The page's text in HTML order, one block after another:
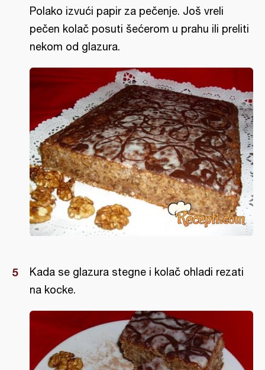
Polako izvući papir za pečenje. Još vreli
pečen kolač posuti šećerom u prahu ili preliti
nekom od glazura.
Kada se glazura stegne i kolač ohladi rezati
na kocke.